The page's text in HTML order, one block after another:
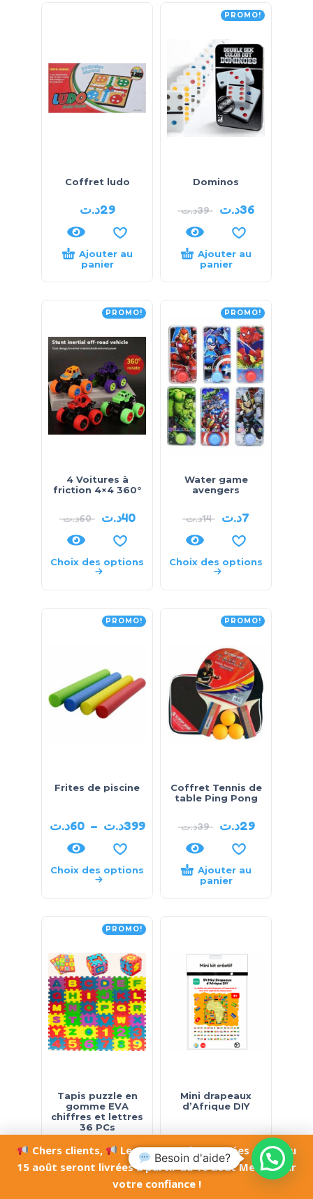
Chers clients,
Les commandes passées du 10 au
15 août seront livrées à partir du 16 août Merci pour
votre confiance !
Coffret ludo
29د.ت
Ajouter au
panier
PROMO!
Dominos
39د.ت 36د.ت
Ajouter au
panier
PROMO!
4 Voitures à
friction 4×4 360°
60د.ت 40د.ت
Choix des options
PROMO!
Water game
avengers
14د.ت 7د.ت
Choix des options
PROMO!
Frites de piscine
60د.ت – 399د.ت
Choix des options
PROMO!
Coffret Tennis de
table Ping Pong
39د.ت 29د.ت
Ajouter au
panier
PROMO!
Tapis puzzle en
gomme EVA
chiffres et lettres
36 PCs
15د.ت – 19د.ت
Mini drapeaux
d’Afrique DIY
16د.ت
Besoin d'aide?